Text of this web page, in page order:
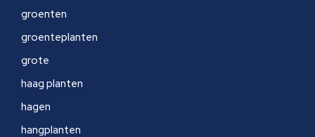
groenten
groenteplanten
grote
haag planten
hagen
hangplanten